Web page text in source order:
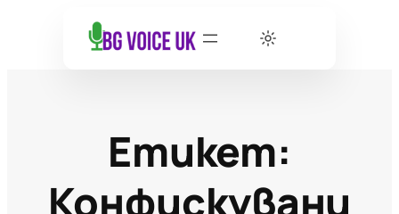
Етикет:
Конфискувани